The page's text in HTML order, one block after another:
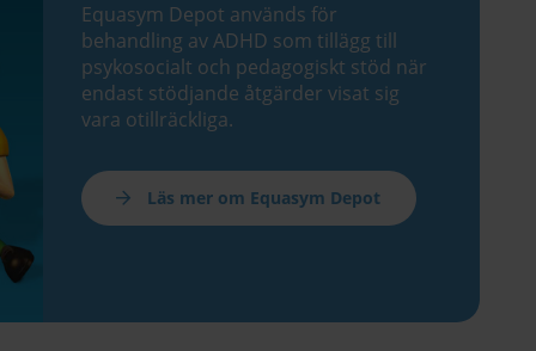
Equasym Depot används för
behandling av ADHD som tillägg till
psykosocialt och pedagogiskt stöd när
endast stödjande åtgärder visat sig
vara otillräckliga.
Läs mer om Equasym Depot